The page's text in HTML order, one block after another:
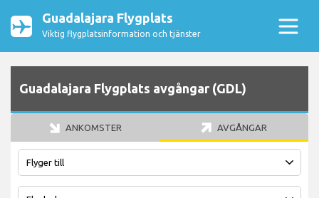
Guadalajara Flygplats
Viktig flygplatsinformation och tjänster
Guadalajara Flygplats avgångar (GDL)
ANKOMSTER AVGÅNGAR